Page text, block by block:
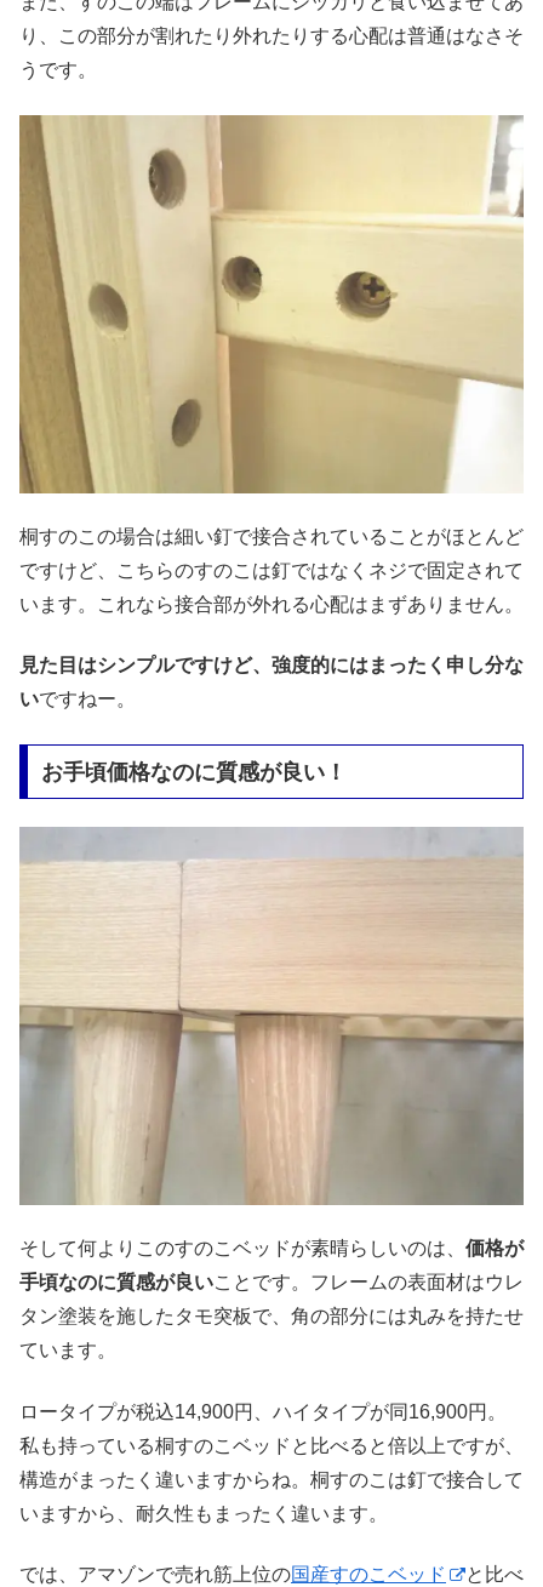
り、この部分が割れたり外れたりする心配は普通はなさそ
うです。
桐すのこの場合は細い釘で接合されていることがほとんど
ですけど、こちらのすのこは釘ではなくネジで固定されて
います。これなら接合部が外れる心配はまずありません。
見た目はシンプルですけど、強度的にはまったく申し分な
いですねー。
お手頃価格なのに質感が良い！
そして何よりこのすのこベッドが素晴らしいのは、 価格が
手頃なのに質感が良いことです。フレームの表面材はウレ
タン塗装を施したタモ突板で、角の部分には丸みを持たせ
ています。
ロータイプが税込14,900円、ハイタイプが同16,900円。
私も持っている桐すのこベッドと比べると倍以上ですが、
構造がまったく違いますからね。桐すのこは釘で接合して
いますから、耐久性もまったく違います。
では、アマゾンで売れ筋上位の国産すのこベッド
と比べ